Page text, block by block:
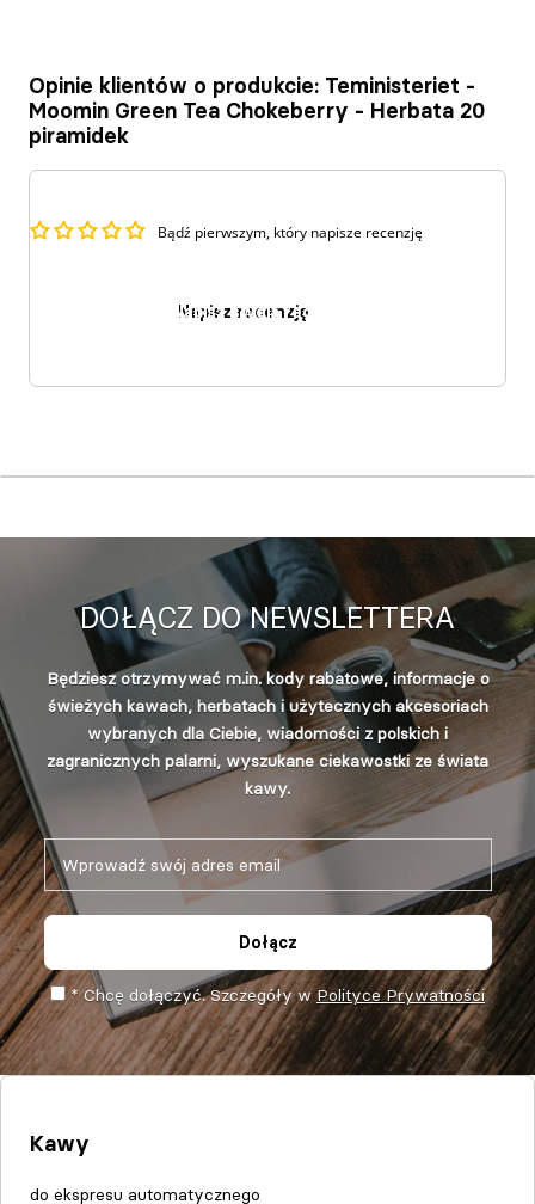
Opinie klientów o produkcie: Teministeriet -
Moomin Green Tea Chokeberry - Herbata 20
piramidek
Bądź pierwszym, który napisze recenzję
Napisz recenzję
DOŁĄCZ DO NEWSLETTERA
Będziesz otrzymywać m.in. kody rabatowe, informacje o
świeżych kawach, herbatach i użytecznych akcesoriach
wybranych dla Ciebie, wiadomości z polskich i
zagranicznych palarni, wyszukane ciekawostki ze świata
kawy.
Dołącz
* Chcę dołączyć. Szczegóły wPolityce Prywatności
Kawy
do ekspresu automatycznego